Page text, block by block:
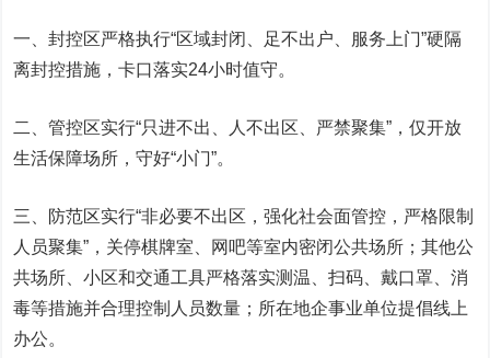
一、封控区严格执行“区域封闭、足不出户、服务上门”硬隔
离封控措施，卡口落实24小时值守。
二、管控区实行“只进不出、人不出区、严禁聚集”，仅开放
生活保障场所，守好“小门”。
三、防范区实行“非必要不出区，强化社会面管控，严格限制
人员聚集”，关停棋牌室、网吧等室内密闭公共场所；其他公
共场所、小区和交通工具严格落实测温、扫码、戴口罩、消
毒等措施并合理控制人员数量；所在地企事业单位提倡线上
办公。